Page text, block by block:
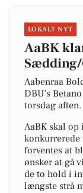
LOKALT NYT
AaBK
Aabenraa
DBU's
torsdag aften.
AaBK skal
konkurrerede
forventes at
ønsker at gå
de to hold i
længste strå